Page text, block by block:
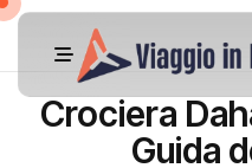
Crociera
Guida